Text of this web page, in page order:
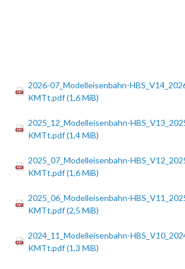
2026-07_Modelleisenbahn-
KMTt.pdf(1,6 MiB)
2025_12_Modelleisenbahn-
KMTt.pdf(1,4 MiB)
2025_07_Modelleisenbahn-
KMTt.pdf(1,6 MiB)
2025_06_Modelleisenbahn-
KMTt.pdf(2,5 MiB)
2024_11_Modelleisenbahn-
KMTt.pdf(1,3 MiB)